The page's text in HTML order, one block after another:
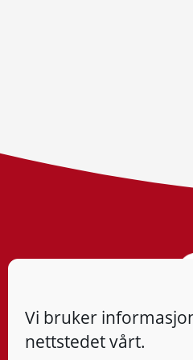
Vi bruker
nettstedet vårt.